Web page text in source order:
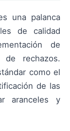
una palanca
de calidad
de
de rechazos.
como el
de las
aranceles y